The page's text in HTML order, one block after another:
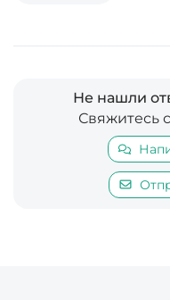
Не нашли
Свяжитесь